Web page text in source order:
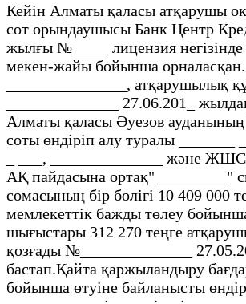
Кейін Алматы қаласы атқарушы
сот орындаушысы Банк Центр
жылғы № ____ лицензия негізінде
мекен-жайы бойынша
_______________, атқарушылық
______________ 27.06.201_
Алматы қаласы Әуезов
соты өндіріп алу туралы _______
_ ___, ______________ және
АҚ пайдасына ортақ"_________"
сомасының бір бөлігі 10 409 000
мемлекеттік бажды төлеу
шығыстары 312 270 теңге
қозғады №______________
бастап.Қайта қаржыландыру
бойынша өтуіне байланысты